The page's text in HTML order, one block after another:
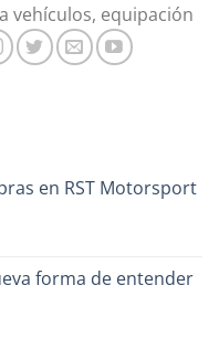
vehículos, equipación
en RST Motorsport
forma de entender